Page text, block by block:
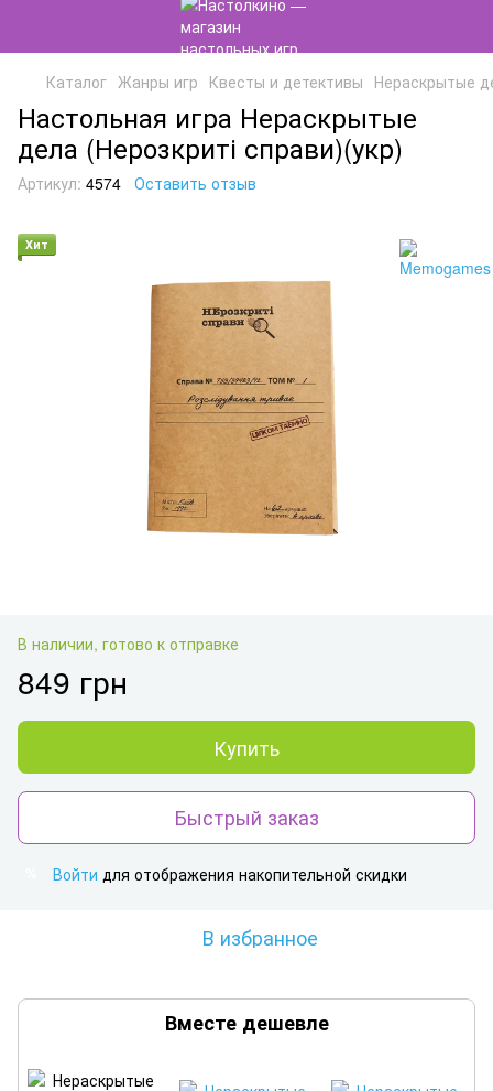
Каталог Жанры игр Квесты и детективы Нераскрытые
Настольная игра Нераскрытые
дела (Нерозкриті справи)(укр)
Артикул: 4574 Оставить отзыв
Хит
В наличии, готово к отправке
849 грн
Купить
Быстрый заказ
Войти для отображения накопительной скидки
В избранное
Вместе дешевле